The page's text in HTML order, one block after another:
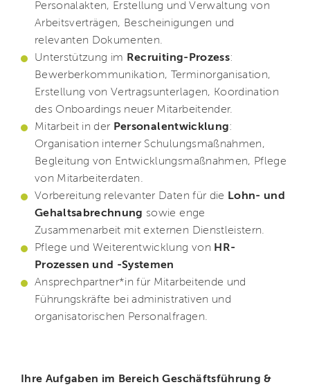
Personalakten, Erstellung und Verwaltung von
Arbeitsverträgen, Bescheinigungen und
relevanten Dokumenten.
Unterstützung im Recruiting-Prozess:
Bewerberkommunikation, Terminorganisation,
Erstellung von Vertragsunterlagen, Koordination
des Onboardings neuer Mitarbeitender.
Mitarbeit in der Personalentwicklung:
Organisation interner Schulungsmaßnahmen,
Begleitung von Entwicklungsmaßnahmen, Pflege
von Mitarbeiterdaten.
Vorbereitung relevanter Daten für die Lohn- und
Gehaltsabrechnung sowie enge
Zusammenarbeit mit externen Dienstleistern.
Pflege und Weiterentwicklung von HR-
Prozessen und -Systemen
Ansprechpartner*in für Mitarbeitende und
Führungskräfte bei administrativen und
organisatorischen Personalfragen.
Ihre Aufgaben im Bereich Geschäftsführung &